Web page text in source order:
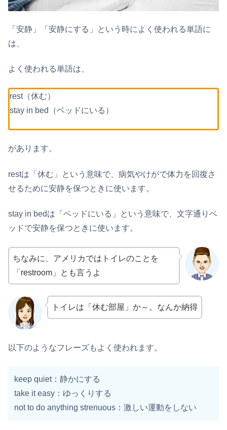
「安静」「安静にする」という時によく使われる単語に
は、
よく使われる単語は、
rest（休む）
stay in bed（ベッドにいる）
があります。
restは「休む」という意味で、病気やけがで体力を回復さ
せるために安静を保つときに使います。
stay in bedは「ベッドにいる」という意味で、文字通りベ
ッドで安静を保つときに使います。
ちなみに、アメリカではトイレのことを
「restroom」とも言うよ
トイレは「休む部屋」か～。なんか納得
以下のようなフレーズもよく使われます。
keep quiet：静かにする
take it easy：ゆっくりする
not to do anything strenuous：激しい運動をしない